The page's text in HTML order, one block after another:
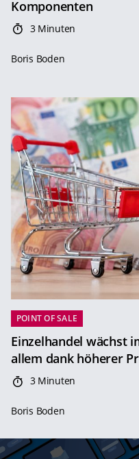
Komponenten
3 Minuten
Boris Boden
POINT OF SALE
Einzelhandel wächst
allem dank höherer
3 Minuten
Boris Boden